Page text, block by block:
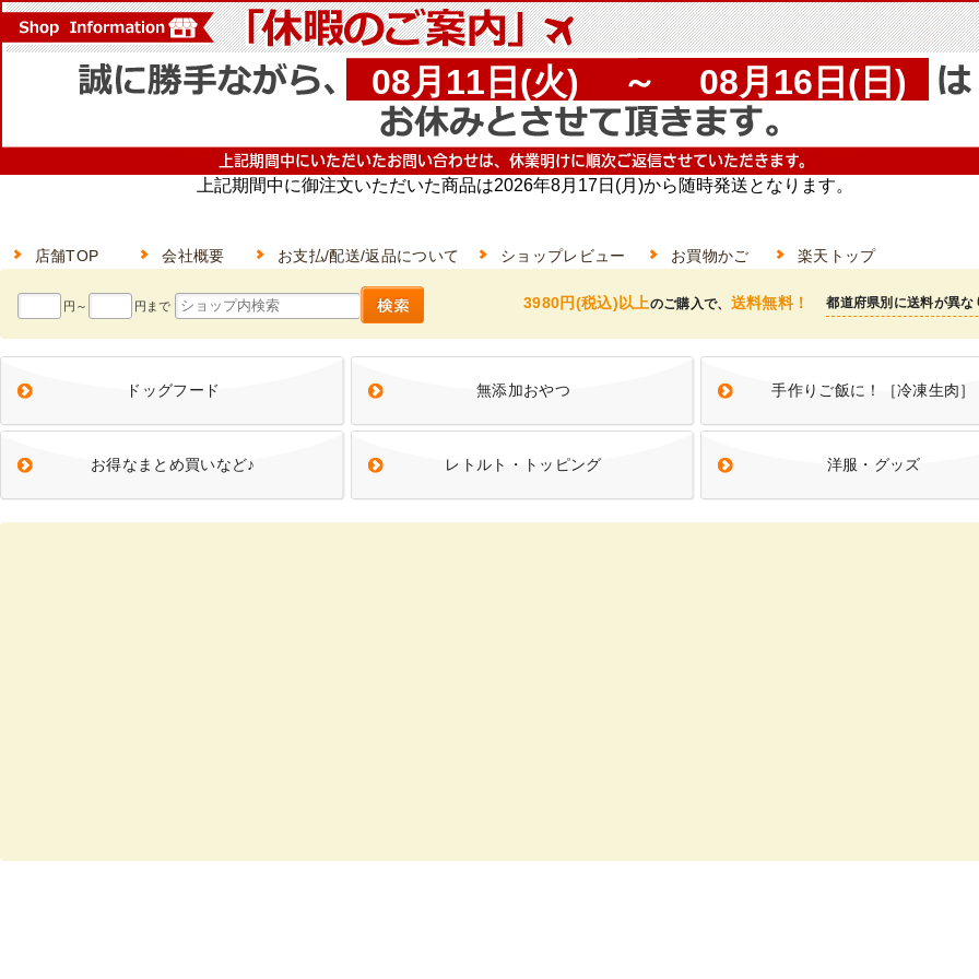
店舗TOP 会社概要 お支払/配送/返品について ショップレビュー お買物かご 楽天トップ
都道府県別に送料が異な
3980円(税込)以上のご購入で、 送料無料！
ドッグフード 無添加おやつ 手作りご飯に！［冷凍生肉］
お得なまとめ買いなど♪ レトルト・トッピング 洋服・グッズ